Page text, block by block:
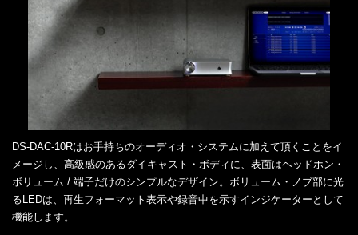
DS-DAC-10Rはお手持ちのオーディオ・システムに加えて頂くことをイ
メージし、高級感のあるダイキャスト・ボディに、表面はヘッドホン・
ボリューム / 端子だけのシンプルなデザイン。ボリューム・ノブ部に光
るLEDは、再生フォーマット表示や録音中を示すインジケーターとして
機能します。